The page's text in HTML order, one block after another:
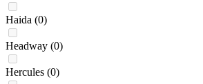
Haida (0)
Headway (0)
Hercules (0)